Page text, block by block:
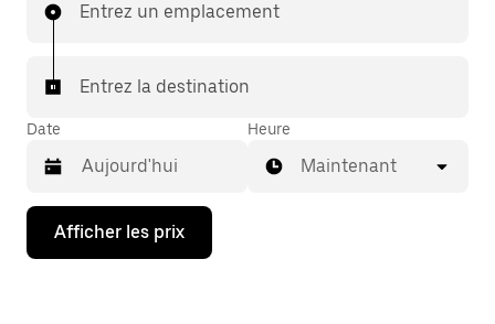
Entrez un emplacement
Entrez la destination
Date
Appuyez
la
Heure
Maintenant
Afficher les prix